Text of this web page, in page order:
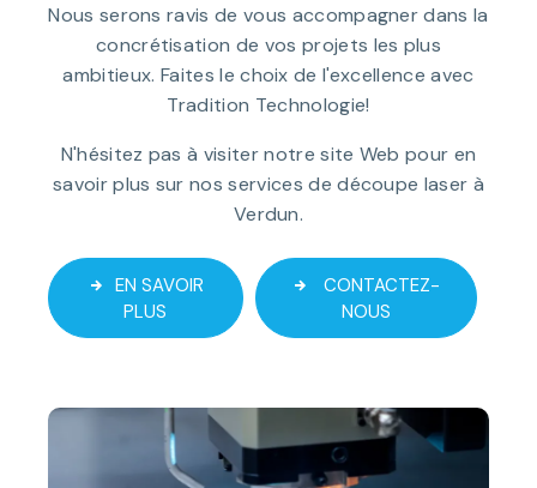
Nous serons ravis de vous accompagner dans la
concrétisation de vos projets les plus
ambitieux. Faites le choix de l'excellence avec
Tradition Technologie!
N'hésitez pas à visiter notre site Web pour en
savoir plus sur nos services de découpe laser à
Verdun.
EN SAVOIR
PLUS
CONTACTEZ-
NOUS